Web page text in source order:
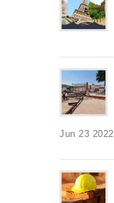
Jun 23 2022